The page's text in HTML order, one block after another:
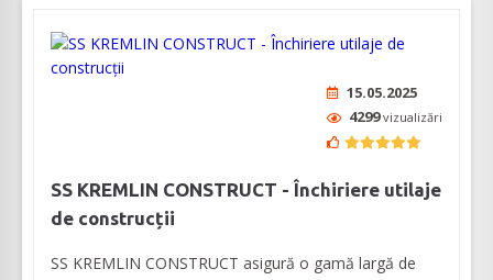
15.05.2025
4299vizualizări
SS KREMLIN CONSTRUCT - Închiriere utilaje
de construcții
SS KREMLIN CONSTRUCT asigură o gamă largă de